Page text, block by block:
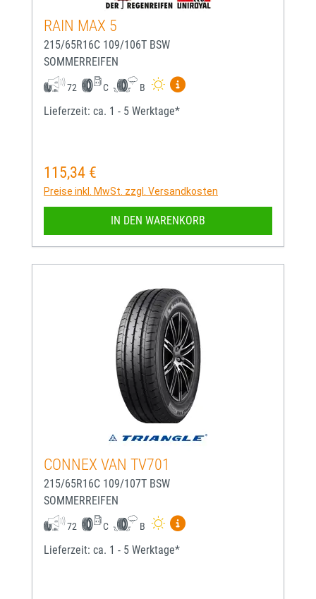
RAIN MAX 5
215/65R16C 109/106T BSW
SOMMERREIFEN
72 C B
Mehr Informationen zum
Lieferzeit: ca. 1 - 5 Werktage*
Regulärer Preis:
115,34 €
Preise inkl. MwSt. zzgl. Versandkosten
IN DEN WARENKORB
CONNEX VAN TV701
215/65R16C 109/107T BSW
SOMMERREIFEN
72 C B
Mehr Informationen zum
Lieferzeit: ca. 1 - 5 Werktage*